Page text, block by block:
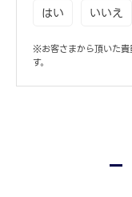
はい いいえ
※お客さまから頂いた貴
す。